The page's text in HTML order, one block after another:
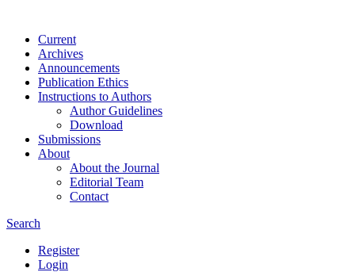
Current
Archives
Announcements
Publication Ethics
Instructions to Authors
Author Guidelines
Download
Submissions
About
About the Journal
Editorial Team
Contact
Search
Register
Login